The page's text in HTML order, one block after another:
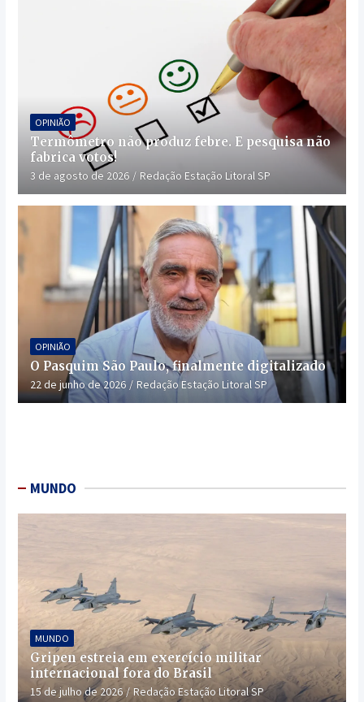
OPINIÃO
Termômetro não produz febre. E pesquisa não
fabrica votos!
3 de agosto de 2026 Redação Estação Litoral SP
OPINIÃO
O Pasquim São Paulo, finalmente digitalizado
22 de junho de 2026 Redação Estação Litoral SP
MUNDO
MUNDO
Gripen estreia em exercício militar
internacional fora do Brasil
15 de julho de 2026 Redação Estação Litoral SP